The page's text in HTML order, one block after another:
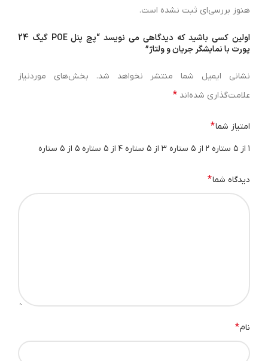
هنوز بررسی‌ای ثبت نشده است.
اولین کسی باشید که دیدگاهی می نویسد “پچ پنل POE گیگ 24
پورت با نمایشگر جریان و ولتاژ”
نشانی ایمیل شما منتشر نخواهد شد.
بخش‌های موردنیاز
علامت‌گذاری شده‌اند *
امتیاز شما*
۱ از ۵ ستاره ۲ از ۵ ستاره ۳ از ۵ ستاره ۴ از ۵ ستاره ۵ از ۵ ستاره
دیدگاه شما*
نام*